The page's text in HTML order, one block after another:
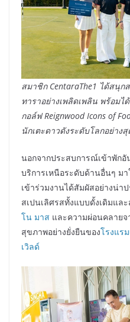
สมาชิก CentaraThe1 ได้สนุก
ทาราอย่างเพลิดเพลิน พร้อม
กอล์ฟReignwood Icons of
นักเตะดาวดังระดับโลกอย่าง
นอกจากประสบการณ์เข้าพักอั
บริการเหนือระดับด้านอื่นๆ ม
เข้าร่วมงานได้สัมผัสอย่างน่า
สเปนเลิศรสทั้งแบบดั้งเดิมแล
โน มาส และความผ่อนคลายจ
สุขภาพอย่างยั่งยืนของโรงแร
เวิลด์